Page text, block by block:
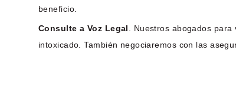
beneficio.
Consulte a Voz Legal
. Nuestros abogados
intoxicado. También negociaremos con las